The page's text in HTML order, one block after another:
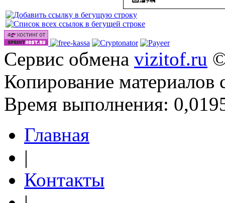
Сервис обмена vizitof.ru
Копирование материалов
Время выполнения:
Главная
|
Контакты